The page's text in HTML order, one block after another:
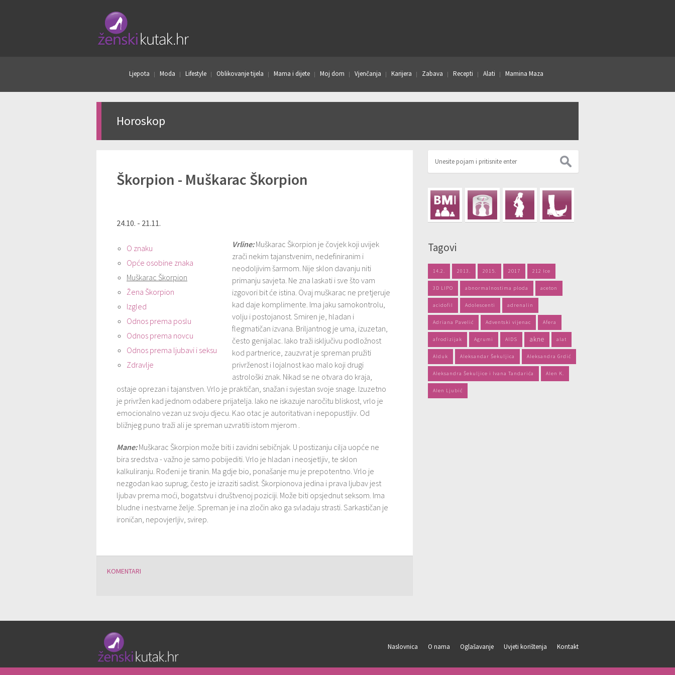
Ljepota Moda Lifestyle Oblikovanje tijela Mama i dijete Moj dom Vjenčanja Karijera Zabava Recepti Alati Mamina Maza
Horoskop
Škorpion - Muškarac Škorpion
24.10. - 21.11.
O znaku
Opće osobine znaka
Muškarac Škorpion
Žena Škorpion
Izgled
Odnos prema poslu
Odnos prema novcu
Odnos prema ljubavi i seksu
Zdravlje
Vrline:Muškarac Škorpion je čovjek koji uvijek
zrači nekim tajanstvenim, nedefiniranim i
neodoljivim šarmom. Nije sklon davanju niti
primanju savjeta. Ne zna laskati i sve što vam
izgovori bit će istina. Ovaj muškarac ne pretjeruje
kad daje komplimente. Ima jaku samokontrolu,
volju i postojanost. Smiren je, hladan i
flegmatičan izvana. Briljantnog je uma, izuzetan,
često genijalac. Iako traži isključivu podložnost
kod partnerice, zauzvrat je spreman pružiti
privrženost i lojalnost kao malo koji drugi
astrološki znak. Nikad se ne otvara do kraja,
ostaje oprezan i tajanstven. Vrlo je praktičan, snažan i svjestan svoje snage. Izuzetno
je privržen kad jednom odabere prijatelja. Iako ne iskazuje naročitu bliskost, vrlo je
emocionalno vezan uz svoju djecu. Kao otac je autoritativan i nepopustljiv. Od
bližnjeg puno traži ali je spreman uzvratiti istom mjerom .
Mane:Muškarac Škorpion može biti i zavidni sebičnjak. U postizanju cilja uopće ne
bira sredstva - važno je samo pobijediti. Vrlo je hladan i neosjetljiv, te sklon
kalkuliranju. Rođeni je tiranin. Ma gdje bio, ponašanje mu je prepotentno. Vrlo je
nezgodan kao suprug; često je izraziti sadist. Škorpionova jedina i prava ljubav jest
ljubav prema moći, bogatstvu i društvenoj poziciji. Može biti opsjednut seksom. Ima
bludne i nestvarne želje. Spreman je i na zločin ako ga svladaju strasti. Sarkastičan je
ironičan, nepovjerljiv, svirep.
KOMENTARI
Tagovi
14.2. 2013. 2015. 2017 212 Ice
3D LIPO abnormalnostima ploda aceton
acidofil Adolescenti adrenalin
Adriana Pavelić Adventski vijenac Afera
afrodizijak Agrumi AIDS akne alat
Alduk Aleksandar Šekuljica Aleksandra Grdić
Aleksandra Šekuljice i Ivana Tandarića Alen K.
Alen Ljubić
Naslovnica O nama Oglašavanje Uvjeti korištenja Kontakt